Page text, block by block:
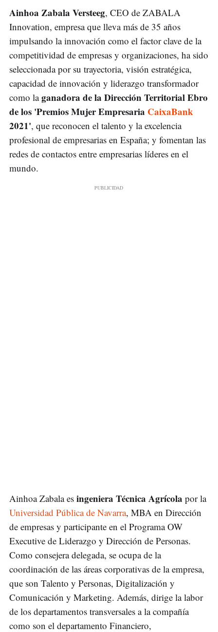
Ainhoa Zabala Versteeg, CEO de ZABALA
Innovation, empresa que lleva más de 35 años
impulsando la innovación como el factor clave de la
competitividad de empresas y organizaciones, ha sido
seleccionada por su trayectoria, visión estratégica,
capacidad de innovación y liderazgo transformador
como laganadora de la Dirección Territorial Ebro
de los 'Premios Mujer Empresaria CaixaBank
2021', que reconocen el talento y la excelencia
profesional de empresarias en España; y fomentan las
redes de contactos entre empresarias líderes en el
mundo.
Ainhoa Zabala es ingeniera Técnica Agrícola por la
Universidad Pública de Navarra, MBA en Dirección
de empresas y participante en el Programa OW
Executive de Liderazgo y Dirección de Personas.
Como consejera delegada, se ocupa de la
coordinación de las áreas corporativas de la empresa,
que son Talento y Personas, Digitalización y
Comunicación y Marketing. Además, dirige la labor
de los departamentos transversales a la compañía
como son el departamento Financiero,